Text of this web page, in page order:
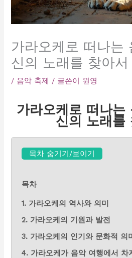
가라오케로 떠나는
신의 노래를 찾아서
/ 음악 축제 / 글쓴이 원영
가라오케로 떠나는
신의 노래를
목차 숨기기/보이기
목차
1. 가라오케의 역사와 의미
2. 가라오케의 기원과 발전
3. 가라오케의 인기와 문화적 의
4. 가라오케가 음악 여행에서 차